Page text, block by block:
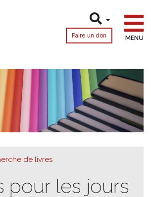
Faire un don MENU
de livres
pour les jours